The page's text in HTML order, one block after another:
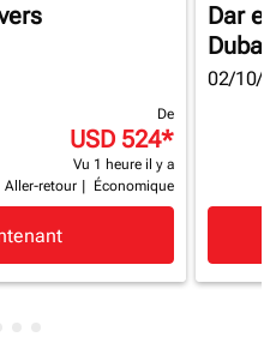
De
USD 524*
Vu 1 heure il y a
Aller-retour
Économique
Dar
Dubaï
02/10/
de cmp-pagination-